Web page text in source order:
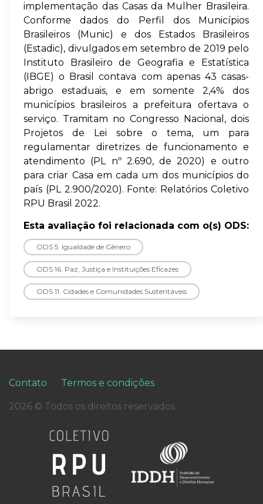
implementação das Casas da Mulher Brasileira.
Conforme dados do Perfil dos Municípios
Brasileiros (Munic) e dos Estados Brasileiros
(Estadic), divulgados em setembro de 2019 pelo
Instituto Brasileiro de Geografia e Estatística
(IBGE) o Brasil contava com apenas 43 casas-
abrigo estaduais, e em somente 2,4% dos
municípios brasileiros a prefeitura ofertava o
serviço. Tramitam no Congresso Nacional, dois
Projetos de Lei sobre o tema, um para
regulamentar diretrizes de funcionamento e
atendimento (PL nº 2.690, de 2020) e outro
para criar Casa em cada um dos municípios do
país (PL 2.900/2020). Fonte: Relatórios Coletivo
RPU Brasil 2022.
Esta avaliação foi relacionada com o(s) ODS:
ODS 5. Igualdade de Gênero
ODS 16. Paz, Justiça e Instituições Eficazes
ODS 11. Cidades e Comunidades Sustentáveis
Contato Termos e condições
2026 © Todos os direitos reservados.